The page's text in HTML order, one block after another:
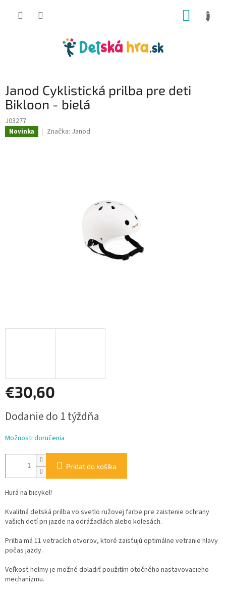
Janod Cyklistická prilba pre deti
Bikloon - bielá
J03277
Novinka Značka: Janod
€30,60
cena:
Dodanie do 1 týždňa
Možnosti doručenia
Pridať do košíka
Hurá na bicykel!
Kvalitná detská prilba vo svetlo ružovej farbe pre zaistenie ochrany
vašich detí pri jazde na odrážadlách alebo kolesách.
Prilba má 11 vetracích otvorov, ktoré zaisťujú optimálne vetranie hlavy
počas jazdy.
Veľkosť helmy je možné doladiť použitím otočného nastavovacieho
mechanizmu.